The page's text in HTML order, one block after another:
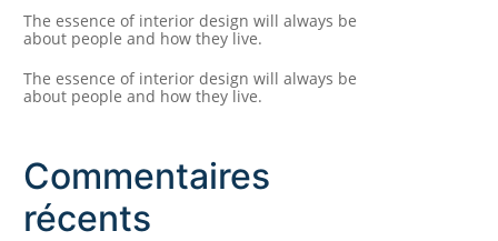
The essence of interior design will always be
about people and how they live.
The essence of interior design will always be
about people and how they live.
Commentaires
récents